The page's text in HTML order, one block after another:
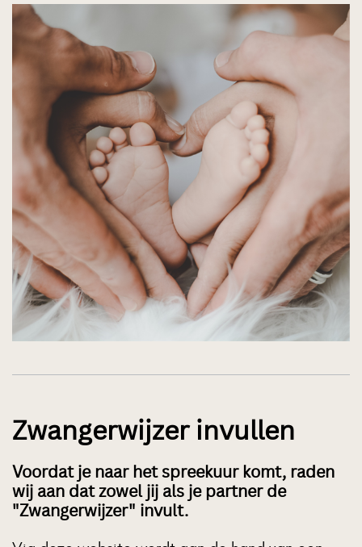
Zwangerwijzer invullen
Voordat je naar het spreekuur komt, raden
wij aan dat zowel jij als je partner de
"Zwangerwijzer" invult.